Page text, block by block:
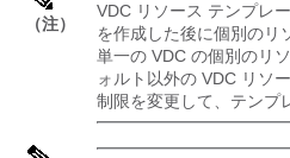
（注）
VDC リソース テンプレ
を作成した後に個別のリ
単一の VDC の個別のリ
ォルト以外の VDC リソ
制限を変更して、テンプ